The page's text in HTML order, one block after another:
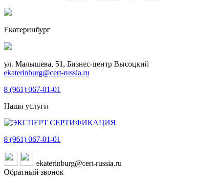
Екатеринбург
ул. Малышева, 51, Бизнес-центр Высоцкий
ekaterinburg@cert-russia.ru
8 (961) 067-01-01
Наши услуги
8 (961) 067-01-01
ekaterinburg@cert-russia.ru
Обратный звонок